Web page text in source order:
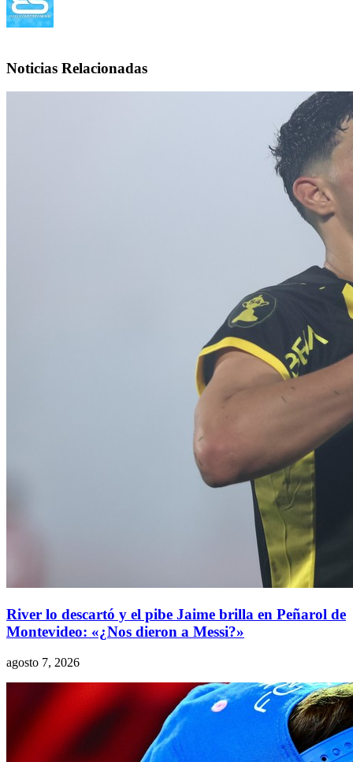
Noticias Relacionadas
River lo descartó y el pibe Jaime brilla en Peñarol de
Montevideo: «¿Nos dieron a Messi?»
agosto 7, 2026